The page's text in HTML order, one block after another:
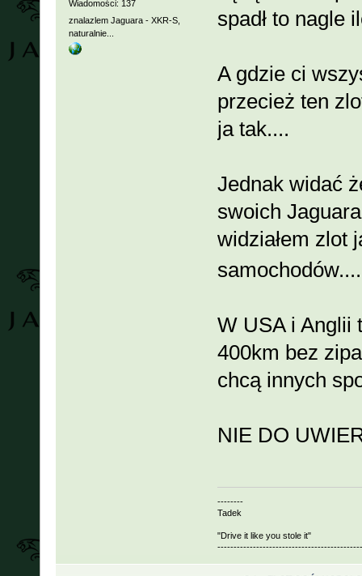
Wiadomości: 137
znalazlem Jaguara - XKR-S,
naturalnie...
spadł to nagle
A gdzie ci
przecież ten
ja tak....
Jednak widać
swoich
widziałem zlot
W USA i Anglii
400km bez
chcą innych
NIE DO
--------
Tadek
"Drive it like you stole it"